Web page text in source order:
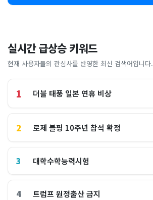
실시간 급상승 키워드
현재 사용자들의 관심사를 반영한 최신 검색어입니다.
1 더블 태풍 일본 연휴 비상
2 로제 블핑 10주년 참석 확정
3 대학수학능력시험
4 트럼프 원정출산 금지